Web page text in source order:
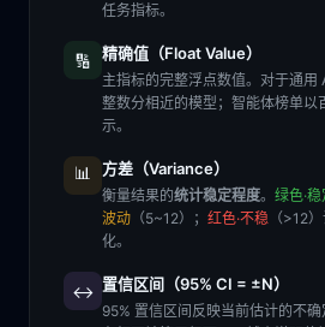
任务指标。
🔢 精确值（Float Value）
主指标的完整浮点数值。对于通用
整数分相近的模型；智能体榜单以
示。
📊 方差（Variance）
衡量结果的统计稳定程度。 绿色·稳
波动 （5~12）； 红色·不稳 （>12
化。
↔️ 置信区间（95% CI = ±N）
95% 置信区间反映当前估计的不